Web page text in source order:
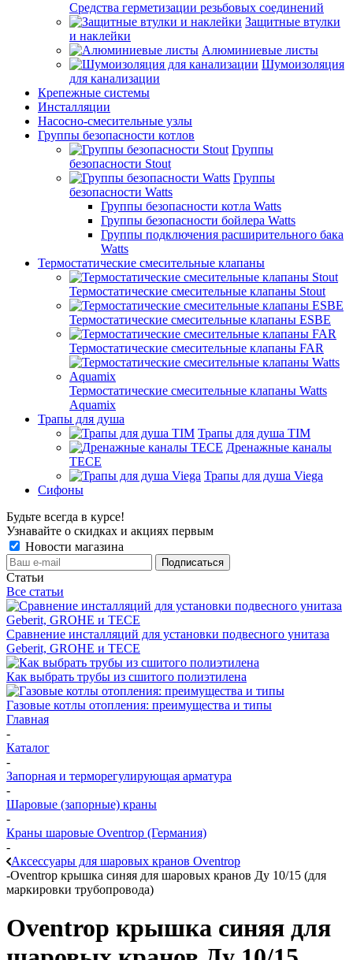
Средства герметизации резьбовых соединений
Защитные втулки
и наклейки
Алюминиевые листы
Шумоизоляция
для канализации
Крепежные системы
Инсталляции
Насосно-смесительные узлы
Группы безопасности котлов
Группы
безопасности Stout
Группы
безопасности Watts
Группы безопасности котла Watts
Группы безопасности бойлера Watts
Группы подключения расширительного бака
Watts
Термостатические смесительные клапаны
Термостатические смесительные клапаны Stout
Термостатические смесительные клапаны ESBE
Термостатические смесительные клапаны FAR
Термостатические смесительные клапаны Watts
Aquamix
Трапы для душа
Трапы для душа TIM
Дренажные каналы
TECE
Трапы для душа Viega
Сифоны
Будьте всегда в курсе!
Узнавайте о скидках и акциях первым
Новости магазина
Статьи
Все статьи
Сравнение инсталляций для установки подвесного унитаза
Geberit, GROHE и TECE
Как выбрать трубы из сшитого полиэтилена
Газовые котлы отопления: преимущества и типы
Главная
-
Каталог
-
Запорная и терморегулирующая арматура
-
Шаровые (запорные) краны
-
Краны шаровые Oventrop (Германия)
-
Аксессуары для шаровых кранов Oventrop
-Oventrop крышка синяя для шаровых кранов Ду 10/15 (для
маркировки трубопровода)
Oventrop крышка синяя для